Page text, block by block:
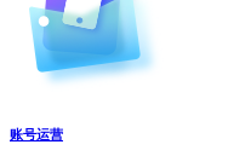
账号运营